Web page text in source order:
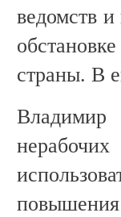
ведомств
страны. В
Владимир
повышения